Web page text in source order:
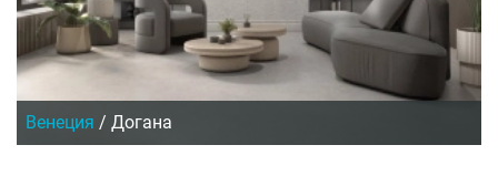
Венеция / Догана